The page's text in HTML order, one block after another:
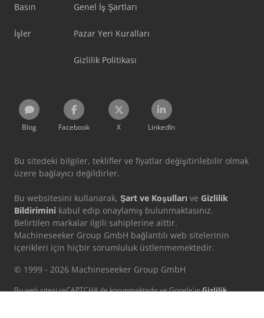
Basın
İşler
Genel İş Şartları
Pazar Yeri Kuralları
Gizlilik Politikası
Blog Facebook X LinkedIn
Bu sitedeki bilgiler, teklifler ve fiyatlar değişitirilebilir olmak
üzere bağlayıcı değildirler.
Bu websitesini kullanarak, Şart ve Koşulları ve Gizlilik
Bildirimini kabul edip onaylamış bulunmaktasınız.
Belirtilen markalar ilgili sahiplerine aittir.
Machineseeker Group GmbH bağlantılı web sitelerinin
içerikleri için hiçbir sorumluluk üstlenmemektedir.
© 1999 - 2026 Machineseeker Group GmbH
Bu web sitesi reCAPTCHA ile korunmaktadır ve Google'ınGizlilik